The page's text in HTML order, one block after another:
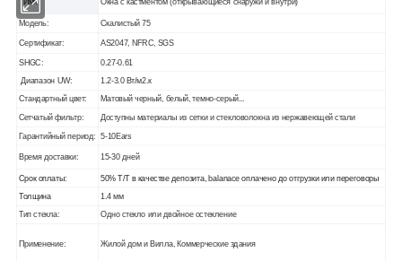
Имя Окна с кастментом (открывающиеся снаружи и внутри)
Модель: Скалистый 75
Сертификат: AS2047, NFRC, SGS
SHGC: 0.27-0.61
Диапазон UW: 1.2-3.0 Вт/м2.к
Стандартный цвет: Матовый черный, белый, темно-серый...
Сетчатый фильтр: Доступны материалы из сетки и стекловолокна из нержавеющей стали
Гарантийный период: 5-10Еars
Время доставки: 15-30 дней
Срок оплаты: 50% T/T в качестве депозита, balanace оплачено до отгрузки или переговоры
Толщина 1.4 мм
Тип стекла: Одно стекло или двойное остекление
Применение: Жилой дом и Вилла, Коммерческие здания